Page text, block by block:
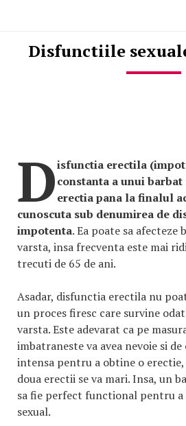
Disfunctiile
Disfunctia erectila
constanta a unui
erectia pana la finalul
cunoscuta sub denumirea de
impotenta. Ea poate sa afecteze
varsta, insa frecventa este mai
trecuti de 65 de ani.
Asadar, disfunctia erectila nu
un proces firesc care survine
varsta. Este adevarat ca pe
imbatraneste va avea nevoie si
intensa pentru a obtine o
doua erectii se va mari. Insa, un
sa fie perfect functional pentru a
sexual.